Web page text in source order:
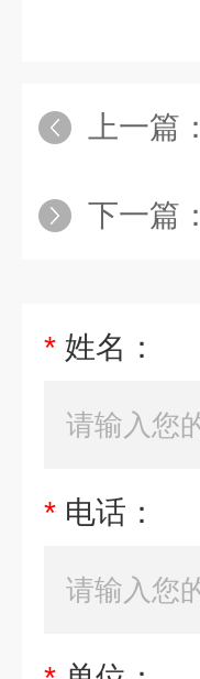
上一篇
下一篇：
* 姓名：
* 电话：